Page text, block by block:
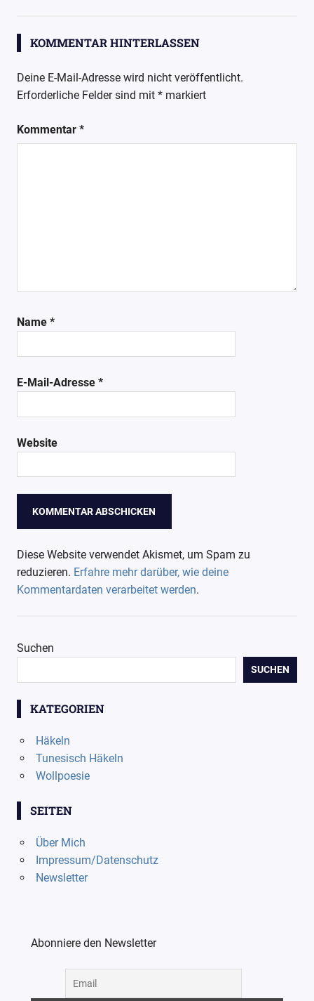
KOMMENTAR HINTERLASSEN
Deine E-Mail-Adresse wird nicht veröffentlicht.
Erforderliche Felder sind mit * markiert
Kommentar *
Name *
E-Mail-Adresse *
Website
Diese Website verwendet Akismet, um Spam zu
reduzieren. Erfahre mehr darüber, wie deine
Kommentardaten verarbeitet werden.
Suchen
SUCHEN
KATEGORIEN
Häkeln
Tunesisch Häkeln
Wollpoesie
SEITEN
Über Mich
Impressum/Datenschutz
Newsletter
Abonniere den Newsletter